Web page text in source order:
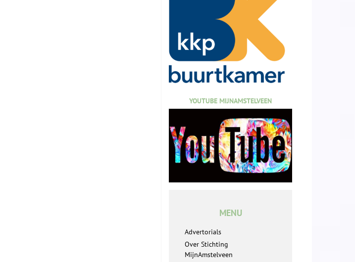
YOUTUBE MIJNAMSTELVEEN
MENU
Advertorials
Over Stichting
MijnAmstelveen